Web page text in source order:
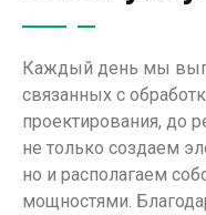
Каждый день мы
связанных с
проектирования, до
не только создаем
но и располагаем
мощностями.